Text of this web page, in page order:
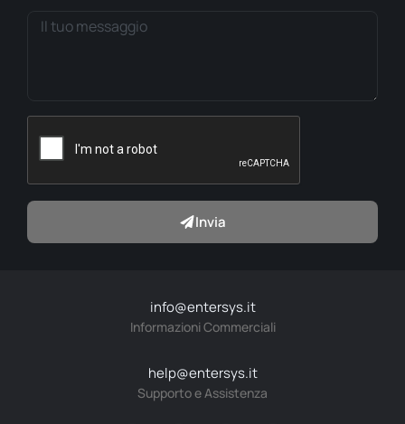
info@entersys.it
Informazioni Commerciali
help@entersys.it
Supporto e Assistenza
Invia